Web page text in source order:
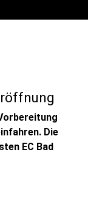
Die
EC Bad